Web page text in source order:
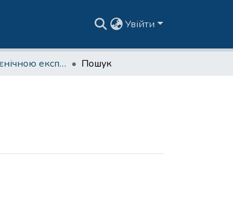
Увійти
Гігієна з гігієнічною експертизою | Медсестринство Пошук